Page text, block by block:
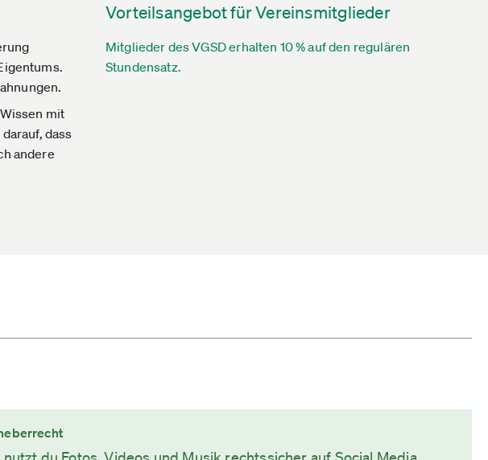
mit
dass
andere
Vorteilsangebot für Vereinsmitglieder
Mitglieder des VGSD erhalten 10 % auf den regulären
Stundensatz.